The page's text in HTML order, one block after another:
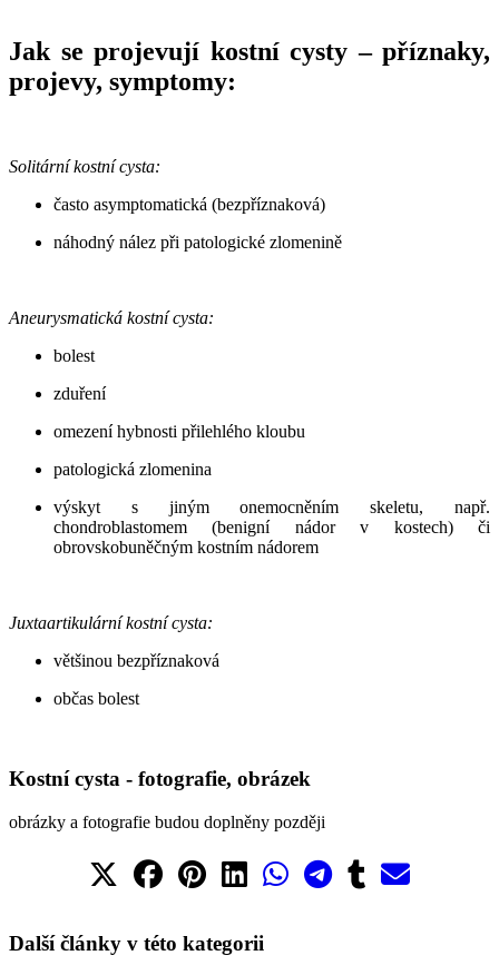
Jak se projevují kostní cysty – příznaky,
projevy, symptomy:
Solitární kostní cysta:
často asymptomatická (bezpříznaková)
náhodný nález při patologické zlomenině
Aneurysmatická kostní cysta:
bolest
zduření
omezení hybnosti přilehlého kloubu
patologická zlomenina
výskyt s jiným onemocněním skeletu, např.
chondroblastomem (benigní nádor v kostech) či
obrovskobuněčným kostním nádorem
Juxtaartikulární kostní cysta:
většinou bezpříznaková
občas bolest
Kostní cysta - fotografie, obrázek
obrázky a fotografie budou doplněny později
Další články v této kategorii